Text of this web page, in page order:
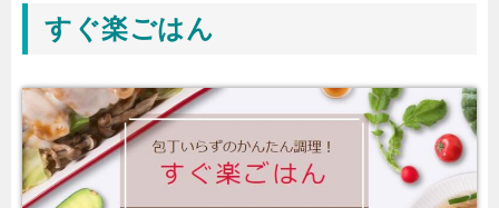
すぐ楽ごはん